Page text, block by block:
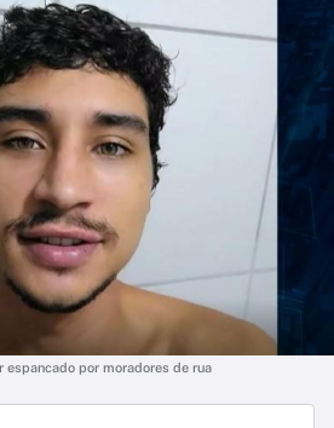
espancado por moradores de rua